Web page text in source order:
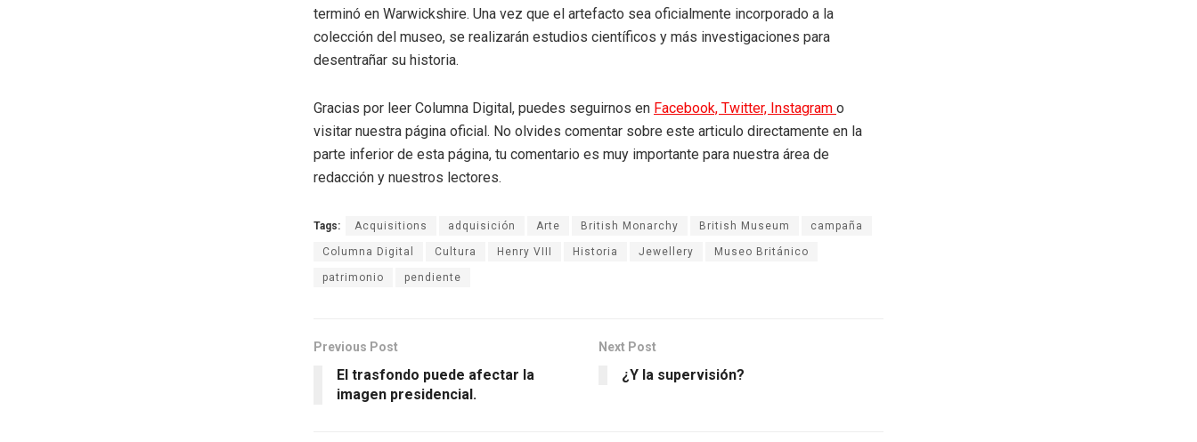
terminó en Warwickshire. Una vez que el artefacto sea oficialmente incorporado a la
colección del museo, se realizarán estudios científicos y más investigaciones para
desentrañar su historia.
Gracias por leer Columna Digital, puedes seguirnos en Facebook, Twitter, Instagram o
visitar nuestra página oficial. No olvides comentar sobre este articulo directamente en la
parte inferior de esta página, tu comentario es muy importante para nuestra área de
redacción y nuestros lectores.
Tags: Acquisitions adquisición Arte British Monarchy British Museum campaña
Columna Digital Cultura Henry VIII Historia Jewellery Museo Británico
patrimonio pendiente
Previous Post
El trasfondo puede afectar la
imagen presidencial.
Next Post
¿Y la supervisión?